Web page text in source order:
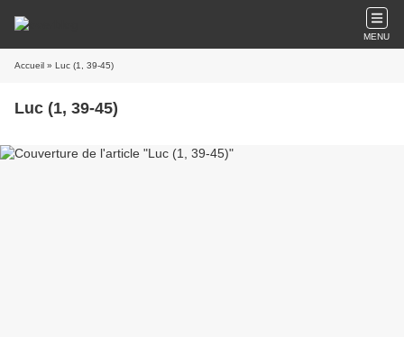
MENU
Accueil » Luc (1, 39-45)
Luc (1, 39-45)